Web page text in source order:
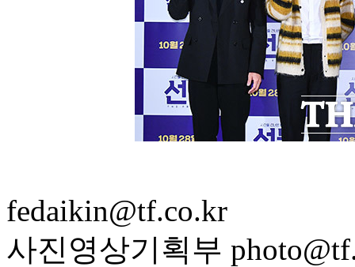
fedaikin@tf.co.kr
사진영상기획부